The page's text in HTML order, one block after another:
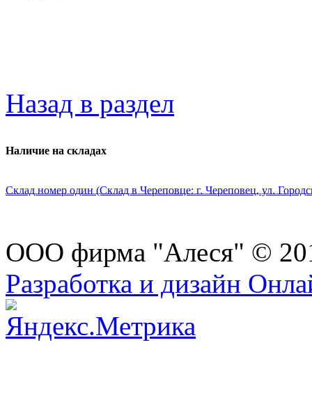
Назад в раздел
Наличие на складах
Склад номер один (Склад в Череповце: г. Череповец, ул.
ООО фирма "Алеся" ©
Разработка и дизайн